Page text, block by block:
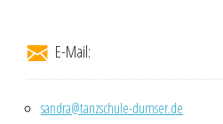
E-Mail:
sandra@tanzschule-dumser.de